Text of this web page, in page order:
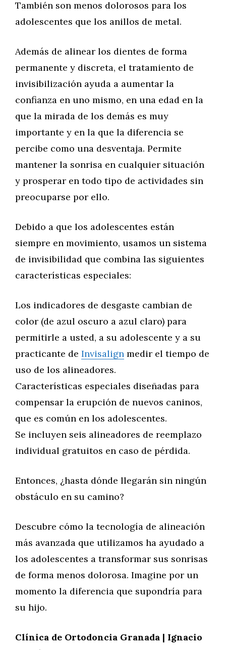
También son menos dolorosos para los
adolescentes que los anillos de metal.
Además de alinear los dientes de forma
permanente y discreta, el tratamiento de
invisibilización ayuda a aumentar la
confianza en uno mismo, en una edad en la
que la mirada de los demás es muy
importante y en la que la diferencia se
percibe como una desventaja. Permite
mantener la sonrisa en cualquier situación
y prosperar en todo tipo de actividades sin
preocuparse por ello.
Debido a que los adolescentes están
siempre en movimiento, usamos un sistema
de invisibilidad que combina las siguientes
características especiales:
Los indicadores de desgaste cambian de
color (de azul oscuro a azul claro) para
permitirle a usted, a su adolescente y a su
practicante de Invisalign medir el tiempo de
uso de los alineadores.
Características especiales diseñadas para
compensar la erupción de nuevos caninos,
que es común en los adolescentes.
Se incluyen seis alineadores de reemplazo
individual gratuitos en caso de pérdida.
Entonces, ¿hasta dónde llegarán sin ningún
obstáculo en su camino?
Descubre cómo la tecnología de alineación
más avanzada que utilizamos ha ayudado a
los adolescentes a transformar sus sonrisas
de forma menos dolorosa. Imagine por un
momento la diferencia que supondría para
su hijo.
Clínica de Ortodoncia Granada | Ignacio